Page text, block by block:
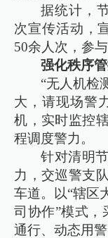
据统计，
次宣传活动，
50余人次，参
强化秩序
“无人机检
大，请现场警
机，实时监控
程调度警力。
针对清明
力，交巡警支
车道。以“辖区
司协作”模式，
通行、动态用